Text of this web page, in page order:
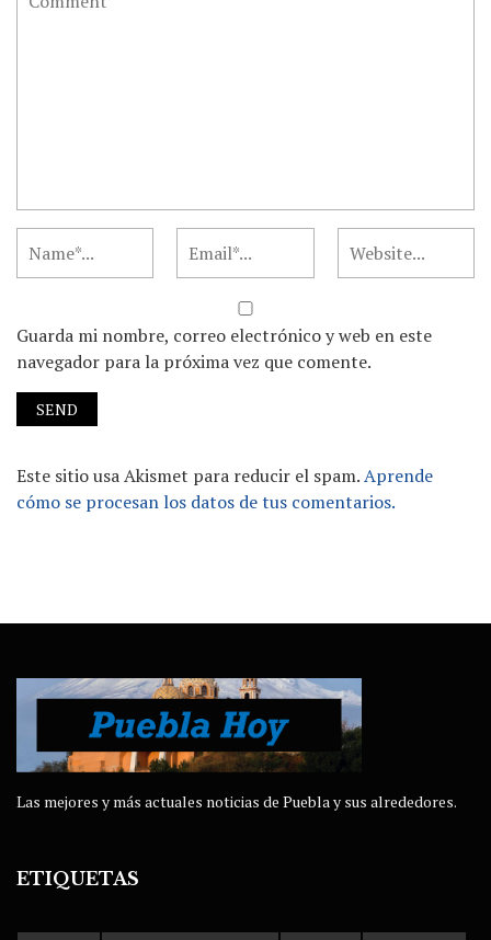
Guarda mi nombre, correo electrónico y web en este
navegador para la próxima vez que comente.
Este sitio usa Akismet para reducir el spam.Aprende
cómo se procesan los datos de tus comentarios.
Las mejores y más actuales noticias de Puebla y sus alrededores.
ETIQUETAS